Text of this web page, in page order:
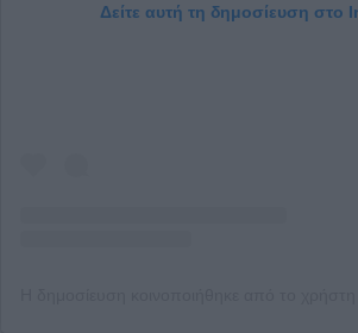
Δείτε αυτή τη δημοσίευση στο